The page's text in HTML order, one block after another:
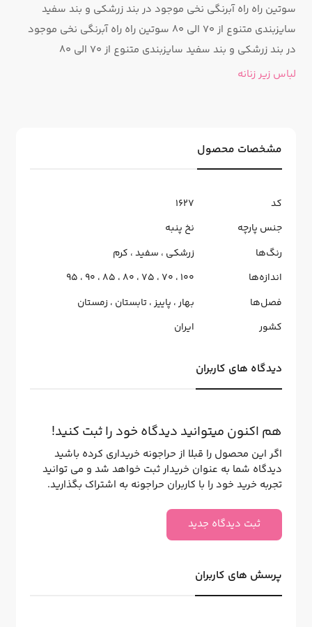
سوتین راه راه آبرنگی نخی موجود در بند زرشکی و بند سفید
سایزبندی متنوع از ۷۰ الی ۸۰ سوتین راه راه آبرنگی نخی موجود
در بند زرشکی و بند سفید سایزبندی متنوع از ۷۰ الی ۸۰
لباس زیر زنانه
مشخصات محصول
کد
1627
جنس پارچه
نخ پنبه
رنگ‌ها
زرشکی ، سفید، کرم
اندازه‌ها
100 ، 70 ، 75 ، 80 ، 85 ، 90 ، 95
فصل‌ها
بهار، پاییز،تابستان ، زمستان
کشور
ایران
دیدگاه های کاربران
هم اکنون میتوانید دیدگاه خود را ثبت کنید!
اگر این محصول را قبلا از حراجونه خریداری کرده باشید
دیدگاه شما به عنوان خریدار ثبت خواهد شد و می توانید
تجربه خرید خود را با کاربران حراجونه به اشتراک بگذارید.
ثبت دیدگاه جدید
پرسش های کاربران